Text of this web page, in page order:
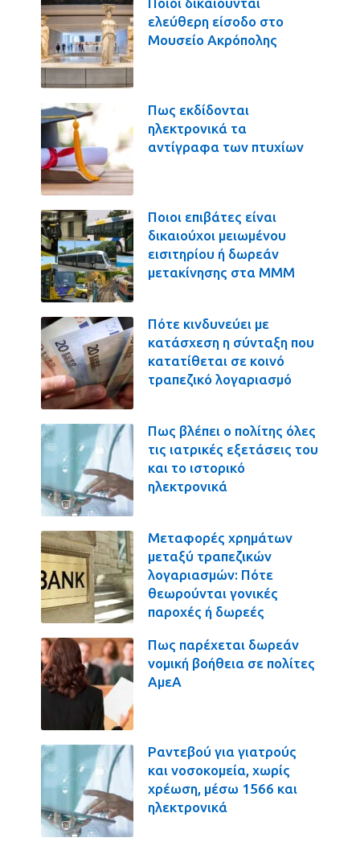
ελεύθερη είσοδο στο
Μουσείο Ακρόπολης
Πως εκδίδονται
ηλεκτρονικά τα
αντίγραφα των πτυχίων
Ποιοι επιβάτες είναι
δικαιούχοι μειωμένου
εισιτηρίου ή δωρεάν
μετακίνησης στα ΜΜΜ
Πότε κινδυνεύει με
κατάσχεση η σύνταξη που
κατατίθεται σε κοινό
τραπεζικό λογαριασμό
Πως βλέπει ο πολίτης όλες
τις ιατρικές εξετάσεις του
και το ιστορικό
ηλεκτρονικά
Μεταφορές χρημάτων
μεταξύ τραπεζικών
λογαριασμών: Πότε
θεωρούνται γονικές
παροχές ή δωρεές
Πως παρέχεται δωρεάν
νομική βοήθεια σε πολίτες
ΑμεΑ
Ραντεβού για γιατρούς
και νοσοκομεία, χωρίς
χρέωση, μέσω 1566 και
ηλεκτρονικά